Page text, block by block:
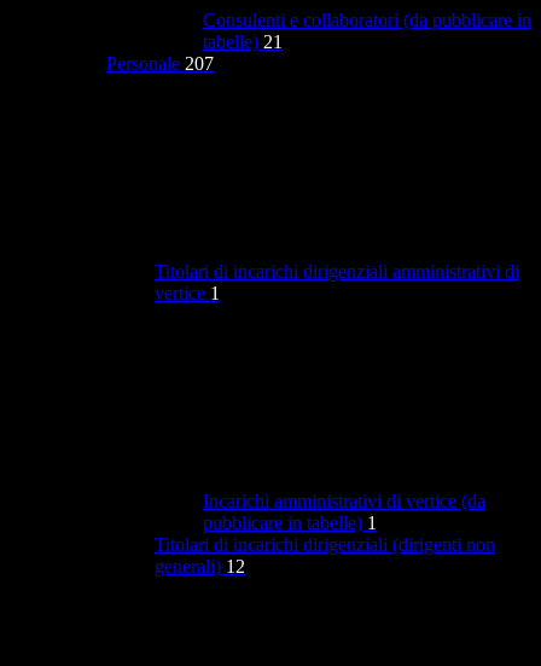
Consulenti e collaboratori (da pubblicare in
tabelle) 21
Personale 207
Titolari di incarichi dirigenziali amministrativi di
vertice 1
Incarichi amministrativi di vertice (da
pubblicare in tabelle) 1
Titolari di incarichi dirigenziali (dirigenti non
generali) 12